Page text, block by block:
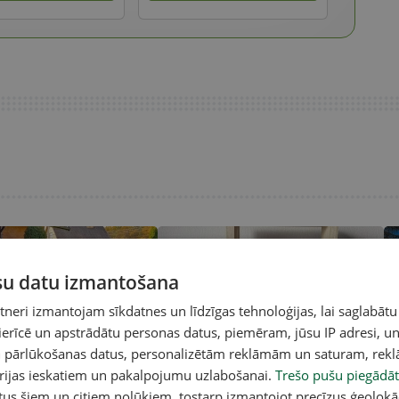
Darinām
Aptauja: Kā izvēlaties spuldzes?
datu izmantošana
izmantojam sīkdatnes un līdzīgas tehnoloģijas, lai
un apstrādātu personas datus, piemēram, jūsu IP adresi,
datus, personalizētām reklāmām un saturam,
ieskatiem un pakalpojumu uzlabošanai. Trešo pušu